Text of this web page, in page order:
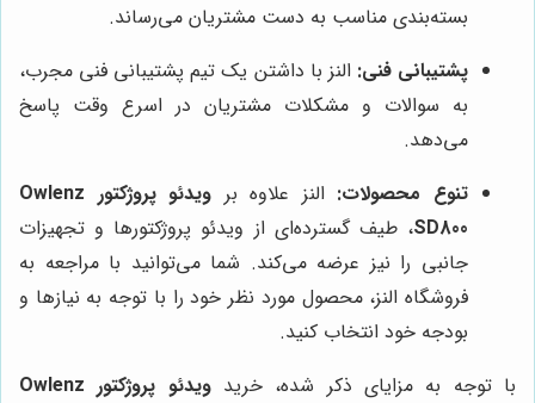
بسته‌بندی مناسب به دست مشتریان می‌رساند.
پشتیبانی فنی: النز با داشتن یک تیم پشتیبانی فنی مجرب،
به سوالات و مشکلات مشتریان در اسرع وقت پاسخ
می‌دهد.
تنوع محصولات: النز علاوه بر
ویدئو پروژکتور Owlenz
SD800، طیف گسترده‌ای از ویدئو پروژکتورها و تجهیزات
جانبی را نیز عرضه می‌کند. شما می‌توانید با مراجعه به
فروشگاه النز، محصول مورد نظر خود را با توجه به نیازها و
بودجه خود انتخاب کنید.
با توجه به مزایای ذکر شده، خرید
ویدئو پروژکتور Owlenz